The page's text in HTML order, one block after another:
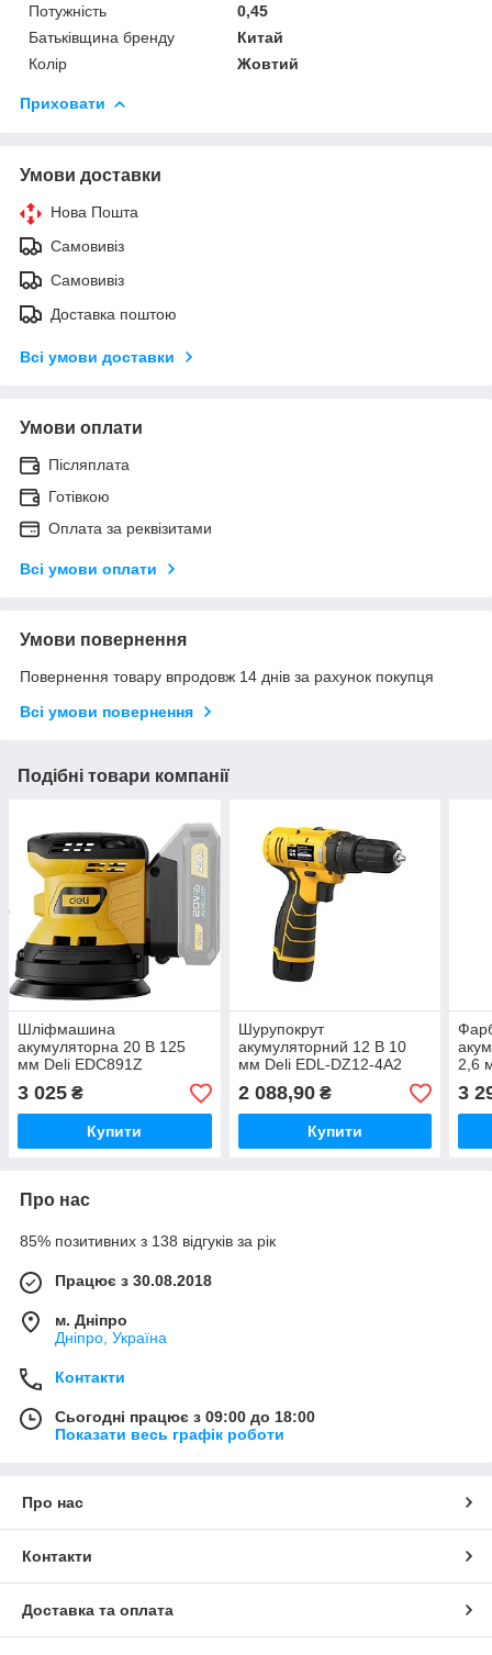
Потужність
0,45
Батьківщина бренду
Китай
Колір
Жовтий
Приховати
Умови доставки
Нова Пошта
Самовивіз
Самовивіз
Доставка поштою
Всі умови доставки
Умови оплати
Післяплата
Готівкою
Оплата за реквізитами
Всі умови оплати
Умови повернення
Повернення товару впродовж 14 днів за рахунок покупця
Всі умови повернення
Подібні товари компанії
Шліфмашина
акумуляторна 20 В 125
мм Deli EDC891Z
3 025 ₴
Купити
Шурупокрут
акумуляторний 12 В 10
мм Deli EDL-DZ12-4A2
2 088,90₴
Купити
2,6
3
Про нас
85% позитивних з 138 відгуків за рік
Працює з 30.08.2018
м. Дніпро
Дніпро, Україна
Контакти
Сьогодні працює з 09:00 до 18:00
Показати весь графік роботи
Про нас
Контакти
Доставка та оплата